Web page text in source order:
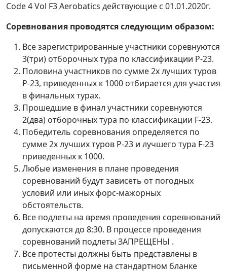
Code 4 Vol F3 Aerobatics действующие с 01.01.2020г.
Соревнования проводятся следующим образом:
Все зарегистрированные участники соревнуются
3(три) отборочных тура по классификации Р-23.
Половина участников по сумме 2х лучших туров
Р-23, приведенных к 1000 отбирается для участия
в финальных турах.
Прошедшие в финал участники соревнуются
2(два) отборочных тура по классификации F-23.
Победитель соревнования определяется по
сумме 2х лучших туров Р-23 и лучшего тура F-23
приведенных к 1000.
Любые изменения в плане проведения
соревнований будут зависеть от погодных
условий или иных форс-мажорных
обстоятельств.
Все подлеты на время проведения соревнований
допускаются до 8:30. В процессе проведения
соревнований подлеты ЗАПРЕЩЕНЫ .
Все протесты должны быть представлены в
письменной форме на стандартном бланке